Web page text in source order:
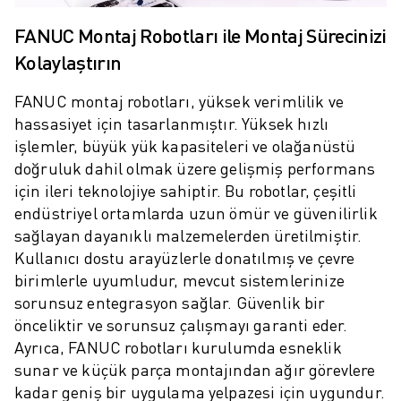
TEL EROZYON MAKINELERI
ROBOCUT TEL EROZYON MAKINELERI
ROBOCUT DONANIM
ROBOCUT YAZILIMI
ROBOCUT ÖNLEYICI BAKIM
ROBOCUT SÜRDÜRÜLEBILIRLIK
IIOT ÇÖZÜMLERI
AKILLI FABRIKA ÇÖZÜMLERI
ÜRETIM VERIMLILIĞINI ARTIRMAK IÇIN AKILLI FABRIKA ÇÖZÜMLERI
ÜRÜN KAYDI » FANUC PORTAL
VAKA ÇALIŞMALARI
ÇÖZÜMLER
ENDÜSTRILER
TÜM SEKTÖRLER
HAVACILIK
OTOMOTIV
FANUC Montaj Robotları ile Montaj Sürecinizi
Kolaylaştırın
FANUC montaj robotları, yüksek verimlilik ve
hassasiyet için tasarlanmıştır. Yüksek hızlı
işlemler, büyük yük kapasiteleri ve olağanüstü
doğruluk dahil olmak üzere gelişmiş performans
için ileri teknolojiye sahiptir. Bu robotlar, çeşitli
endüstriyel ortamlarda uzun ömür ve güvenilirlik
sağlayan dayanıklı malzemelerden üretilmiştir.
Kullanıcı dostu arayüzlerle donatılmış ve çevre
birimlerle uyumludur, mevcut sistemlerinize
sorunsuz entegrasyon sağlar. Güvenlik bir
önceliktir ve sorunsuz çalışmayı garanti eder.
Ayrıca, FANUC robotları kurulumda esneklik
sunar ve küçük parça montajından ağır görevlere
kadar geniş bir uygulama yelpazesi için uygundur.